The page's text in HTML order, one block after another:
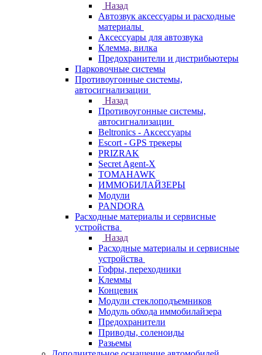
Назад
Автозвук аксессуары и расходные
материалы
Аксессуары для автозвука
Клемма, вилка
Предохранители и дистрибьютеры
Парковочные системы
Противоугонные системы,
автосигнализации
Назад
Противоугонные системы,
автосигнализации
Beltronics - Аксессуары
Escort - GPS трекеры
PRIZRAK
Secret Agent-X
TOMAHAWK
ИММОБИЛАЙЗЕРЫ
Модули
PANDORA
Расходные материалы и сервисные
устройства
Назад
Расходные материалы и сервисные
устройства
Гофры, переходники
Клеммы
Концевик
Модули стеклоподъемников
Модуль обхода иммобилайзера
Предохранители
Приводы, соленоиды
Разьемы